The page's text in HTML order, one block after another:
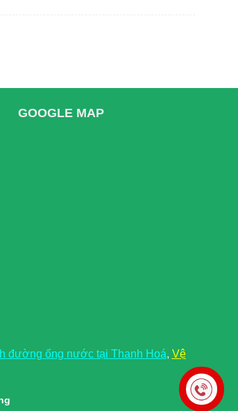
GOOGLE MAP
đường ống nước tại Thanh Hoá, Vệ